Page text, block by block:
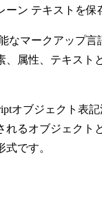
ーン テキストを保
なマークアップ言
、属性、テキスト
オブジェクト表
れるオブジェクト
です。